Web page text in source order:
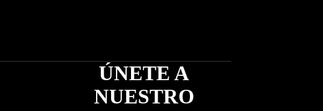
ÚNETE A
NUESTRO